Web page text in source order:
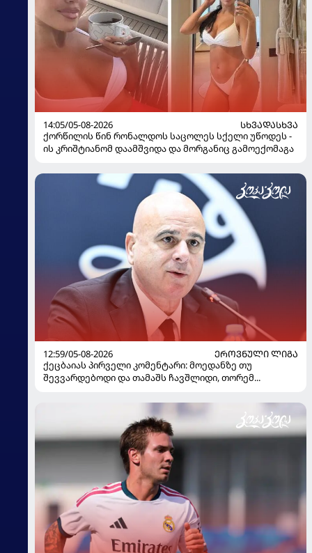
14:05/05-08-2026
ᲡᲮᲕᲐᲓᲐᲡᲮᲕᲐ
ქორწილის წინ რონალდოს საცოლეს სქელი უწოდეს -
ის კრიშტიანომ დაამშვიდა და მორგანიც გამოექომაგა
12:59/05-08-2026
ᲔᲠᲝᲕᲜᲣᲚᲘ ᲚᲘᲒᲐ
ქეცბაიას პირველი კომენტარი: მოედანზე თუ
შევვარდებოდი და თამაშს ჩავშლიდი, თორემ...